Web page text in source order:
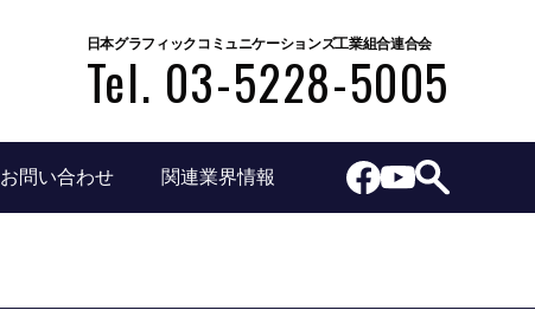
日本グラフィックコミュニケーションズ工業組合連合会
Tel. 03-5228-5005
お問い合わせ 関連業界情報